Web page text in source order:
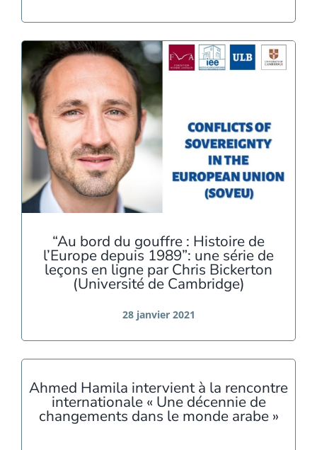
“Au bord du gouffre : Histoire de
l’Europe depuis 1989”: une série de
leçons en ligne par Chris Bickerton
(Université de Cambridge)
28 janvier 2021
Ahmed Hamila intervient à la rencontre
internationale « Une décennie de
changements dans le monde arabe »